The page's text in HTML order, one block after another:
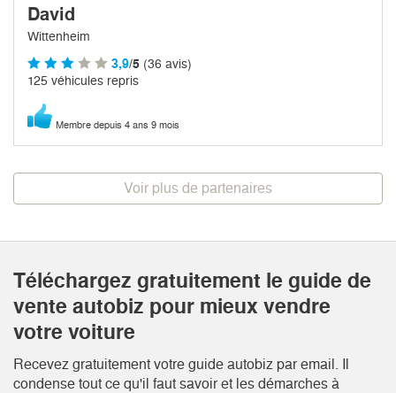
David
Wittenheim
3,9/5 (36 avis)
125 véhicules repris
Membre depuis 4 ans 9 mois
Voir plus de partenaires
Téléchargez gratuitement le guide de
vente autobiz pour mieux vendre
votre voiture
Recevez gratuitement votre guide autobiz par email. Il
condense tout ce qu'il faut savoir et les démarches à